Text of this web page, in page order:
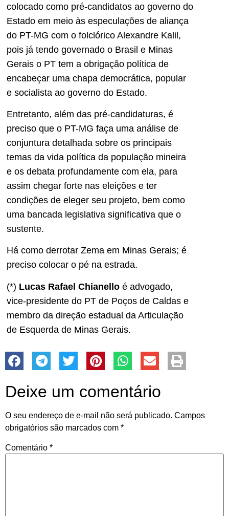
colocado como pré-candidatos ao governo do
Estado em meio às especulações de aliança
do PT-MG com o folclórico Alexandre Kalil,
pois já tendo governado o Brasil e Minas
Gerais o PT tem a obrigação política de
encabeçar uma chapa democrática, popular
e socialista ao governo do Estado.
Entretanto, além das pré-candidaturas, é
preciso que o PT-MG faça uma análise de
conjuntura detalhada sobre os principais
temas da vida política da população mineira
e os debata profundamente com ela, para
assim chegar forte nas eleições e ter
condições de eleger seu projeto, bem como
uma bancada legislativa significativa que o
sustente.
Há como derrotar Zema em Minas Gerais; é
preciso colocar o pé na estrada.
(*) Lucas Rafael Chianello é advogado,
vice-presidente do PT de Poços de Caldas e
membro da direção estadual da Articulação
de Esquerda de Minas Gerais.
Deixe um comentário
O seu endereço de e-mail não será publicado. Campos
obrigatórios são marcados com *
Comentário *